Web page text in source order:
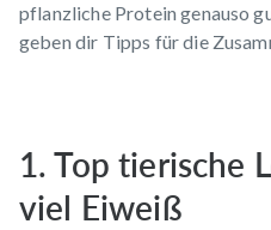
pflanzliche Protein genauso
geben dir Tipps für die
1. Top tierische
viel Eiweiß